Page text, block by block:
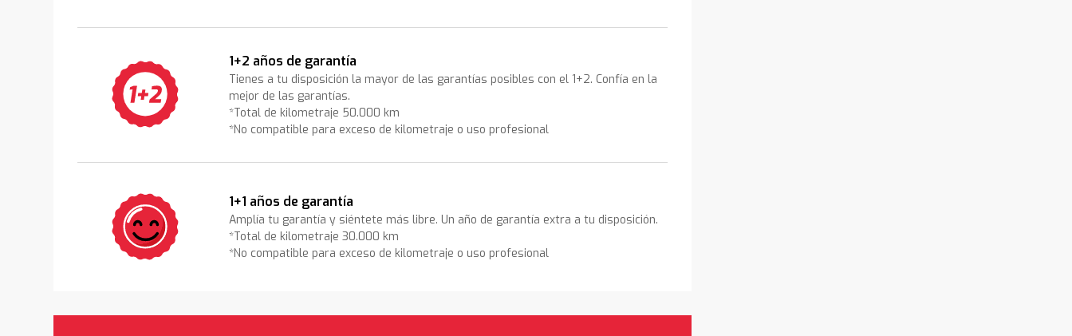
1+2 años de garantía
Tienes a tu disposición la mayor de las garantías posibles con el 1+2. Confía en la
mejor de las garantías.
*Total de kilometraje 50.000 km
*No compatible para exceso de kilometraje o uso profesional
1+1 años de garantía
Amplía tu garantía y siéntete más libre. Un año de garantía extra a tu disposición.
*Total de kilometraje 30.000 km
*No compatible para exceso de kilometraje o uso profesional